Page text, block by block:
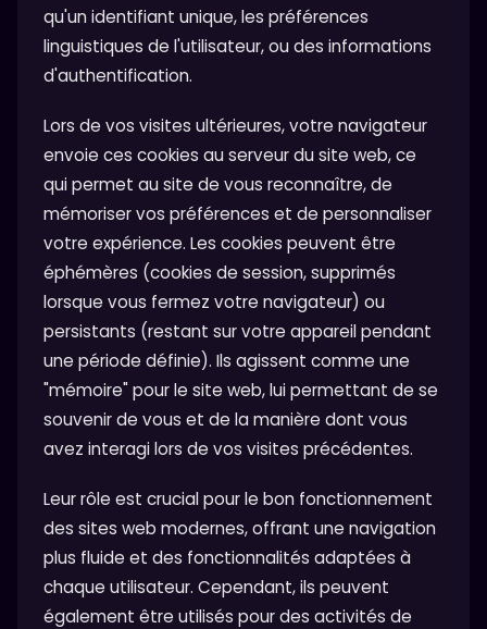
qu'un identifiant unique, les préférences
linguistiques de l'utilisateur, ou des informations
d'authentification.
Lors de vos visites ultérieures, votre navigateur
envoie ces cookies au serveur du site web, ce
qui permet au site de vous reconnaître, de
mémoriser vos préférences et de personnaliser
votre expérience. Les cookies peuvent être
éphémères (cookies de session, supprimés
lorsque vous fermez votre navigateur) ou
persistants (restant sur votre appareil pendant
une période définie). Ils agissent comme une
"mémoire" pour le site web, lui permettant de se
souvenir de vous et de la manière dont vous
avez interagi lors de vos visites précédentes.
Leur rôle est crucial pour le bon fonctionnement
des sites web modernes, offrant une navigation
plus fluide et des fonctionnalités adaptées à
chaque utilisateur. Cependant, ils peuvent
également être utilisés pour des activités de